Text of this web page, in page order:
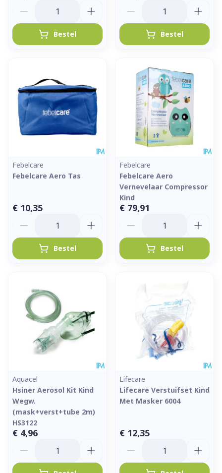
Bestel Bestel
Febelcare
Febelcare Aero Tas
€ 10,35
Bestel
Febelcare
Febelcare Aero
Vernevelaar Compressor
Kind
€ 79,91
Bestel
Aquacel
Hsiner Aerosol Kit Kind
Wegw.
(mask+verst+tube 2m)
HS3122
€ 4,96
Lifecare
Lifecare Verstuifset Kind
Met Masker 6004
€ 12,35